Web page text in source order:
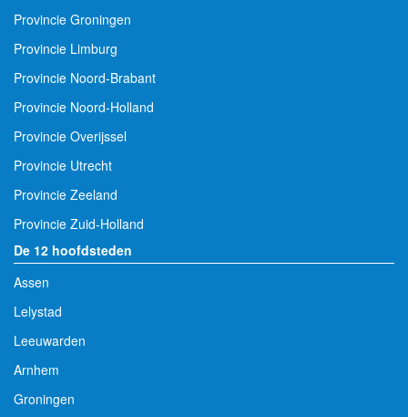
Provincie Groningen
Provincie Limburg
Provincie Noord-Brabant
Provincie Noord-Holland
Provincie Overijssel
Provincie Utrecht
Provincie Zeeland
Provincie Zuid-Holland
De 12 hoofdsteden
Assen
Lelystad
Leeuwarden
Arnhem
Groningen